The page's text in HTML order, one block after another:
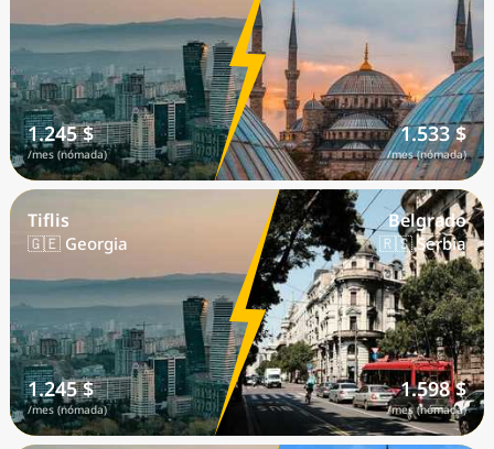
1.245 $
/mes (nómada)
1.533 $
/mes (nómada)
Tiflis
🇬🇪 Georgia
1.245 $
/mes (nómada)
Belgrado
🇷🇸 Serbia
1.598 $
/mes (nómada)